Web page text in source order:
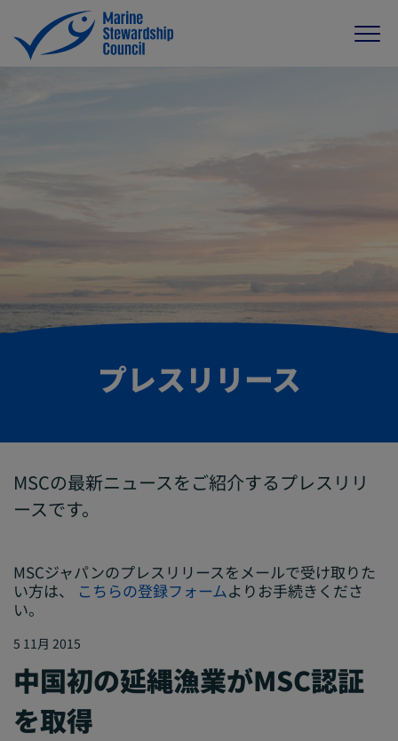
プレスリリース
MSCの最新ニュースをご紹介するプレスリリ
ースです。
MSCジャパンのプレスリリースをメールで受け取りた
い方は、
こちらの登録フォームよりお手続きくださ
い。
5 11月 2015
中国初の延縄漁業がMSC認証
を取得